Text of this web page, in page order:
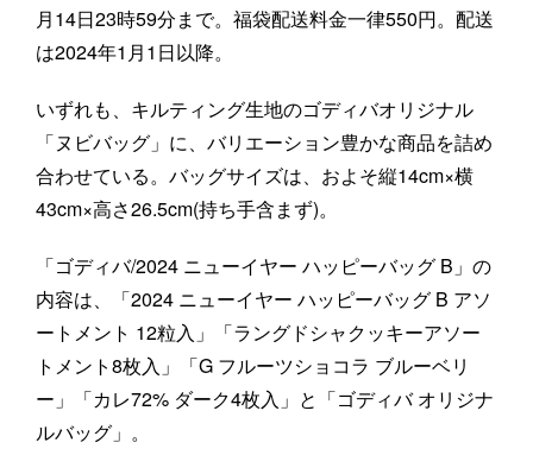
月14日23時59分まで。福袋配送料金一律550円。配送
は2024年1月1日以降。
いずれも、キルティング生地のゴディバオリジナル
「ヌビバッグ」に、バリエーション豊かな商品を詰め
合わせている。バッグサイズは、およそ縦14cm×横
43cm×高さ26.5cm(持ち手含まず)。
「ゴディバ/2024 ニューイヤー ハッピーバッグ B」の
内容は、「2024 ニューイヤー ハッピーバッグ B アソ
ートメント 12粒入」「ラングドシャクッキーアソー
トメント8枚入」「G フルーツショコラ ブルーベリ
ー」「カレ72% ダーク4枚入」と「ゴディバ オリジナ
ルバッグ」。